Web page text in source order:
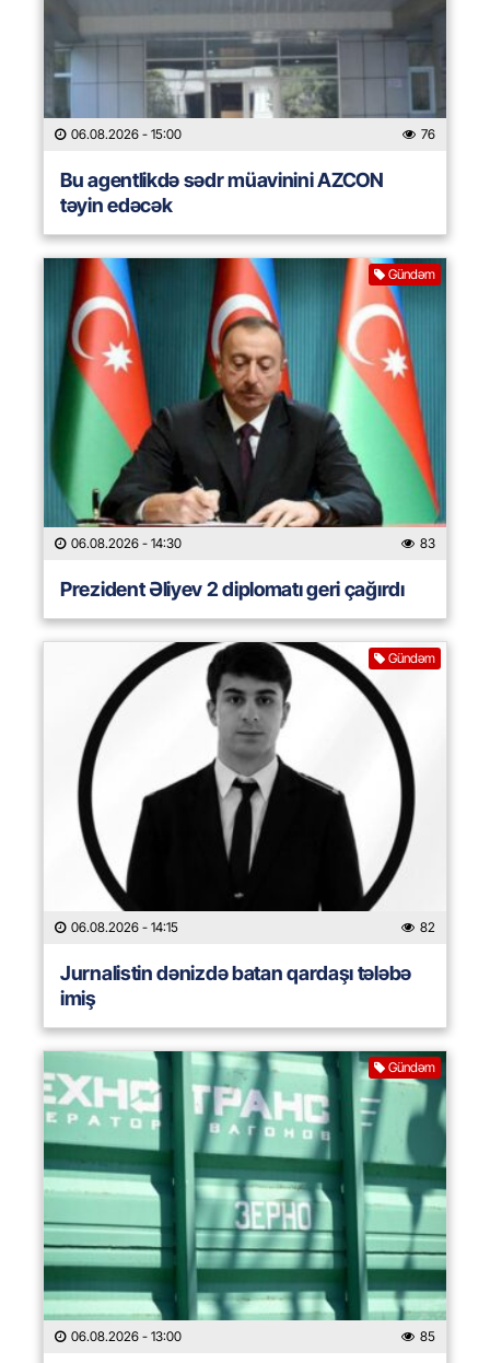
06.08.2026 - 15:00 76
Bu agentlikdə sədr müavinini AZCON
təyin edəcək
Gündəm
06.08.2026 - 14:30 83
Prezident Əliyev 2 diplomatı geri çağırdı
Gündəm
06.08.2026 - 14:15 82
Jurnalistin dənizdə batan qardaşı tələbə
imiş
Gündəm
06.08.2026 - 13:00 85